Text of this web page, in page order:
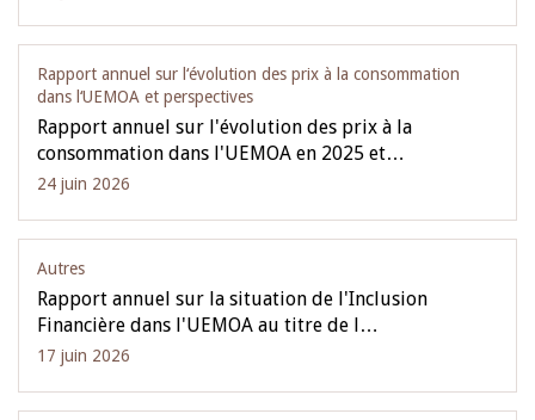
Rapport annuel sur l‘évolution des prix à la consommation
dans l‘UEMOA et perspectives
Rapport annuel sur l'évolution des prix à la
consommation dans l'UEMOA en 2025 et…
24 juin 2026
Autres
Rapport annuel sur la situation de l'Inclusion
Financière dans l'UEMOA au titre de l…
17 juin 2026